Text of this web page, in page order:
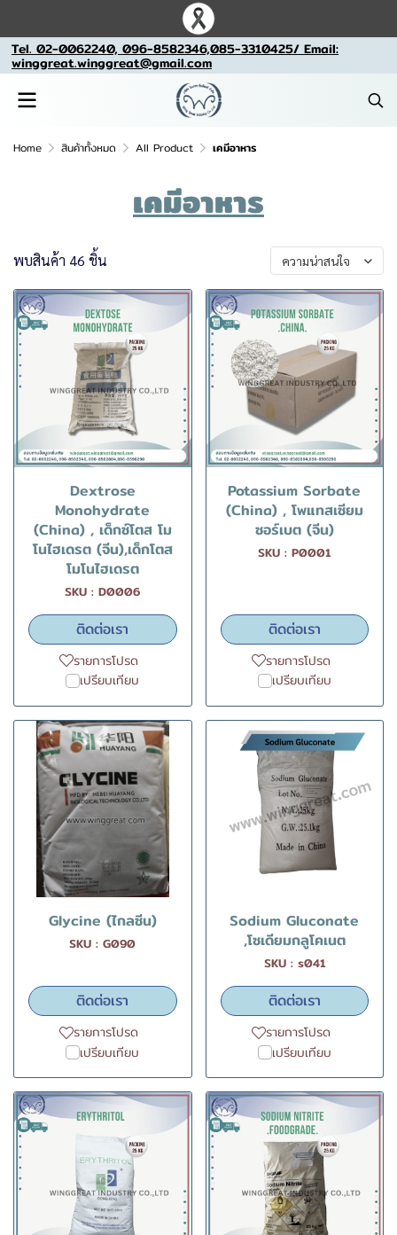
Tel. 02-0062240, 096-8582346,085-3310425/ Email:
winggreat.winggreat@gmail.com
Home สินค้าทั้งหมด All Product เคมีอาหาร
เคมีอาหาร
พบสินค้า 46 ชิ้น ความน่าสนใจ
Dextrose
Monohydrate
(China) , เด็กซ์โตส โม
โนไฮเดรต (จีน),เด็กโตส
โมโนไฮเดรต
SKU : D0006
ติดต่อเรา
รายการโปรด
เปรียบเทียบ
Potassium Sorbate
(China) , โพแทสเซียม
ซอร์เบต (จีน)
SKU : P0001
ติดต่อเรา
รายการโปรด
เปรียบเทียบ
Glycine (ไกลซีน)
SKU : G090
ติดต่อเรา
รายการโปรด
เปรียบเทียบ
Sodium Gluconate
,โซเดียมกลูโคเนต
SKU : s041
ติดต่อเรา
รายการโปรด
เปรียบเทียบ